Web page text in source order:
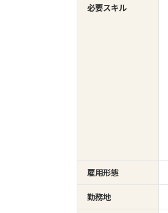
必要スキル
雇用形態
勤務地